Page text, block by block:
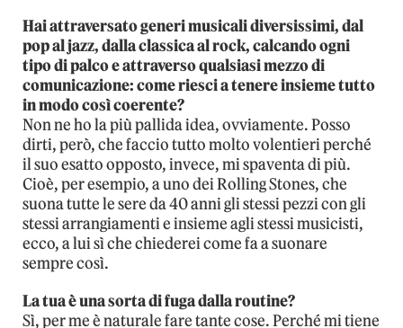
Hai attraversato generi musicali diversissimi, dal
pop al jazz, dalla classica al rock, calcando ogni
tipo di palco e attraverso qualsiasi mezzo di
comunicazione: come riesci a tenere insieme tutto
in modo così coerente?
Non ne ho la più pallida idea, ovviamente. Posso
dirti, però, che faccio tutto molto volentieri perché
il suo esatto opposto, invece, mi spaventa di più.
Cioè, per esempio, a uno dei Rolling Stones, che
suona tutte le sere da 40 anni gli stessi pezzi con gli
stessi arrangiamenti e insieme agli stessi musicisti,
ecco, a lui sì che chiederei come fa a suonare
sempre così.
La tua è una sorta di fuga dalla routine?
Sì, per me è naturale fare tante cose. Perché mi tiene